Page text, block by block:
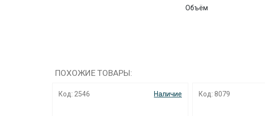
Объём
ПОХОЖИЕ ТОВАРЫ:
Код: 2546 Наличие Код: 8079